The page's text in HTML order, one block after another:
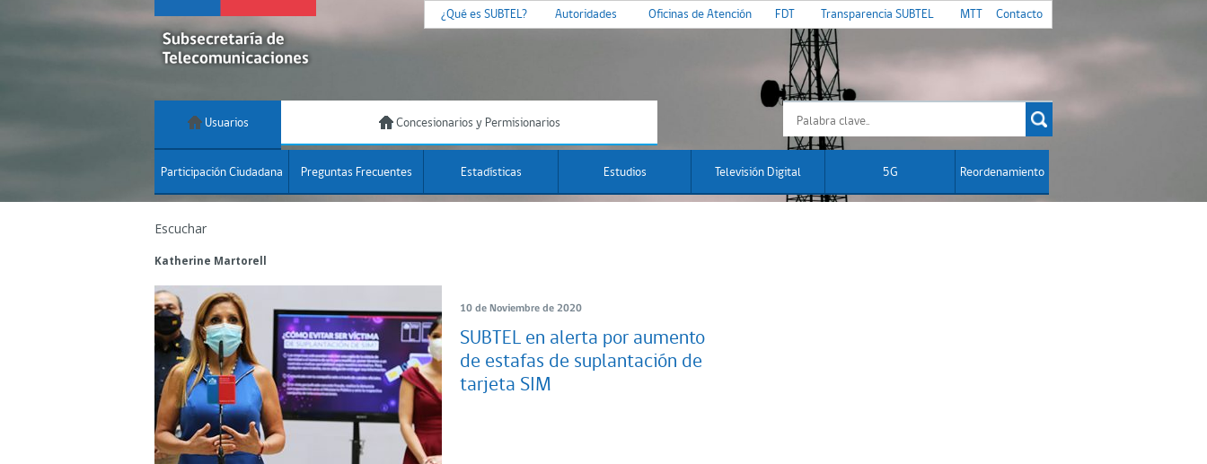
¿Qué es SUBTEL? Autoridades Oficinas de Atención FDT Transparencia SUBTEL MTT Contacto
Usuarios Concesionarios y Permisionarios
Participación Ciudadana Preguntas Frecuentes Estadísticas Estudios Televisión Digital 5G Reordenamiento
Escuchar
Katherine Martorell
10 de Noviembre de 2020
SUBTEL en alerta por aumento
de estafas de suplantación de
tarjeta SIM